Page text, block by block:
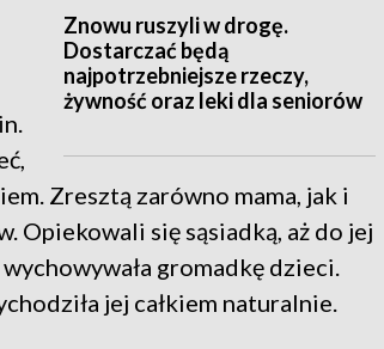
Znowu ruszyli w drogę.
Dostarczać będą
najpotrzebniejsze rzeczy,
żywność oraz leki dla seniorów
Zresztą zarówno mama, jak i
Opiekowali się sąsiadką, aż do jej
gromadkę dzieci.
jej całkiem naturalnie.